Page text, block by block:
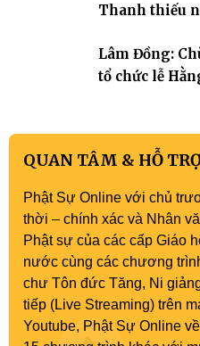
Thanh thiếu
Lâm Đồng:
tổ chức lễ
QUAN TÂM & HỖ
Phật Sự Online với chủ
thời – chính xác và Nhân
Phật sự của các cấp Giáo
nước cùng các chương
chư Tôn đức Tăng, Ni
tiếp (Live Streaming) trên
Youtube, Phật Sự Online